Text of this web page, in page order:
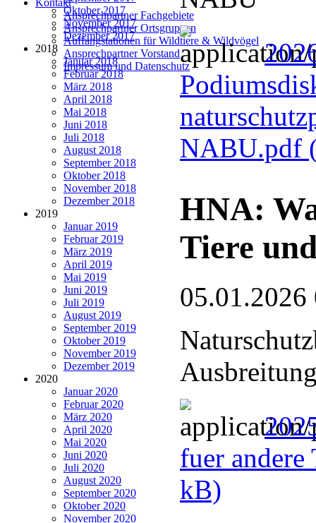
Kontakt
Ansprechpartner Fachgebiete
Ansprechpartner Ortsgruppen
Auffangstationen für Wildtiere & Wildvögel
Ansprechpartner Vorstand
Impressum und Datenschutz
Oktober 2017
November 2017
Dezember 2017
2018
Januar 2018
Februar 2018
März 2018
April 2018
Mai 2018
Juni 2018
Juli 2018
August 2018
September 2018
Oktober 2018
November 2018
Dezember 2018
2019
Januar 2019
Februar 2019
März 2019
April 2019
Mai 2019
Juni 2019
Juli 2019
August 2019
September 2019
Oktober 2019
November 2019
Dezember 2019
2020
Januar 2020
Februar 2020
März 2020
April 2020
Mai 2020
Juni 2020
Juli 2020
August 2020
September 2020
Oktober 2020
November 2020
NABU.pdf
HNA:
Tiere
05.01.2026
fuer
kB)